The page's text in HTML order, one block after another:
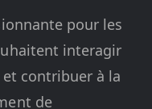
pour les
interagir
contribuer à la
de